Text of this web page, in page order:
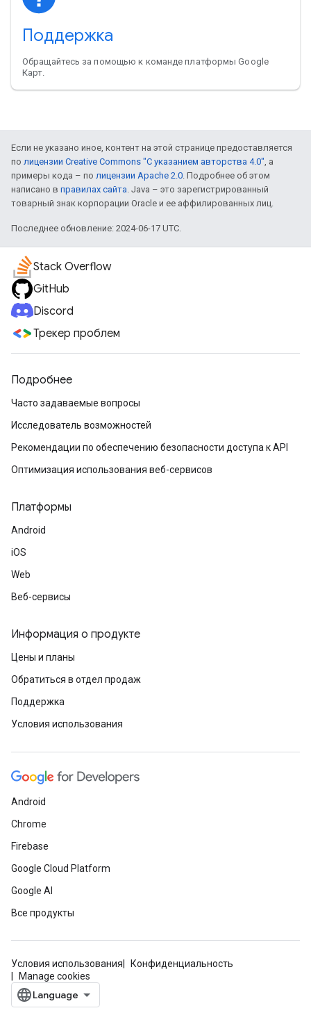
Поддержка
Обращайтесь за помощью к команде платформы Google
Карт.
Если не указано иное, контент на этой странице предоставляется
по лицензии Creative Commons "С указанием авторства 4.0", а
примеры кода – по лицензии Apache 2.0. Подробнее об этом
написано в правилах сайта. Java – это зарегистрированный
товарный знак корпорации Oracle и ее аффилированных лиц.
Последнее обновление: 2024-06-17 UTC.
Stack Overflow
GitHub
Discord
Трекер проблем
Подробнее
Часто задаваемые вопросы
Исследователь возможностей
Рекомендации по обеспечению безопасности доступа к API
Оптимизация использования веб-сервисов
Платформы
Android
iOS
Web
Веб-сервисы
Информация о продукте
Цены и планы
Обратиться в отдел продаж
Поддержка
Условия использования
Android
Chrome
Firebase
Google Cloud Platform
Google AI
Все продукты
Условия использования
Конфиденциальность
Manage cookies